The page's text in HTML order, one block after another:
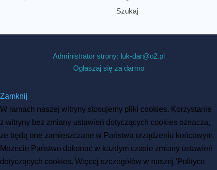
Szukaj
Administrator strony: luk-dar@o2.pl
Ogłaszaj się za darmo
Zamknij
W ramach naszej witryny stosujemy pliki cookies. Korzystanie
z witryny bez zmiany ustawień dotyczących cookies oznacza,
że będą one zamieszczane w Państwa urządzeniu końcowym.
Możecie Państwo dokonać w każdym czasie zmiany ustawień
dotyczących cookies. Więcej szczegółów w naszej 'Polityce